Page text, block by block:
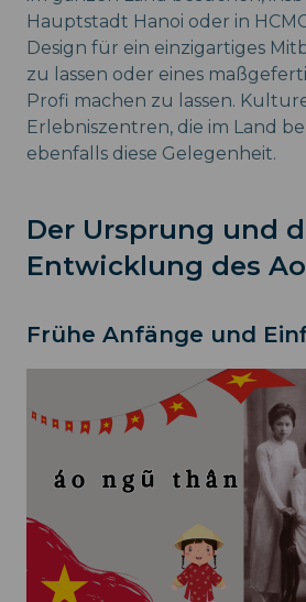
Hauptstadt Hanoi oder in
Design für ein einzigartiges
zu lassen oder eines
Profi machen zu lassen.
Erlebniszentren, die im Land
ebenfalls diese Gelegenheit.
Der Ursprung und
Entwicklung des
Frühe Anfänge und